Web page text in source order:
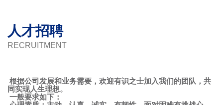
人才招聘
RECRUITMENT
根据公司发展和业务需要，欢迎有识之士加入我们的团队，共
同实现人生理想。
一般要求如下：